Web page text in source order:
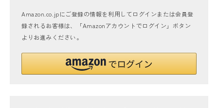
Amazon.co.jpにご登録の情報を利用してログインまたは会員登
録されるお客様は、「Amazonアカウントでログイン」ボタン
よりお進みください。